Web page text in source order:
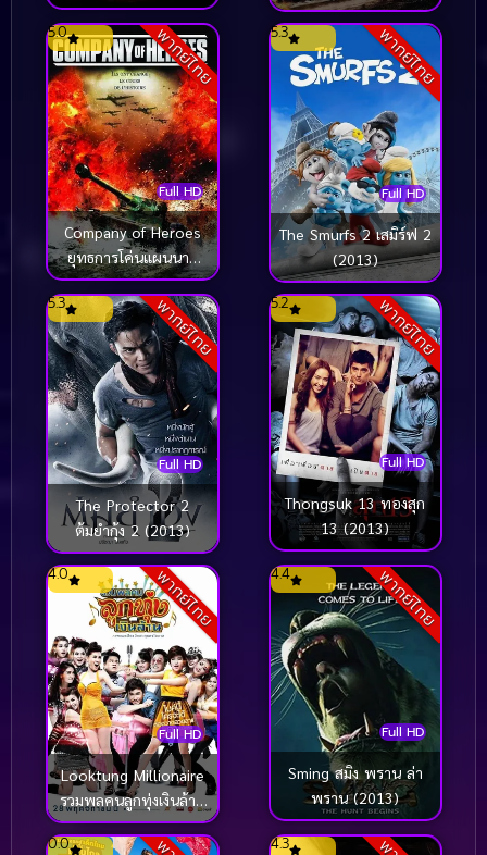
(2013)
พากย์ไทย
Full HD
5.0
Company of Heroes
ยุทธการโค่นแผนนาซี
(2013)
พากย์ไทย
Full HD
5.3
The Smurfs 2 เสมิร์ฟ 2
(2013)
พากย์ไทย
Full HD
5.3
The Protector 2
ต้มยำกุ้ง 2 (2013)
พากย์ไทย
Full HD
5.2
Thongsuk 13 ทองสุก
13 (2013)
พากย์ไทย
Full HD
4.0
Looktung Millionaire
รวมพลคนลูกทุ่งเงินล้าน
(2013)
พากย์ไทย
Full HD
4.4
Sming สมิง พราน ล่า
พราน (2013)
0.0 4.3